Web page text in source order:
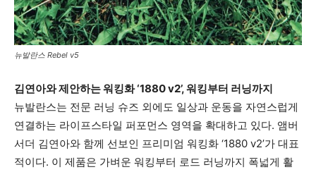
뉴발란스 Rebel v5
김연아와 제안하는 워킹화 ‘1880 v2’, 워킹부터 러닝까지
뉴발란스는 전문 러닝 슈즈 외에도 일상과 운동을 자연스럽게
연결하는 라이프스타일 퍼포먼스 영역을 확대하고 있다. 앰버
서더 김연아와 함께 선보인 프리미엄 워킹화 ‘1880 v2’가 대표
적이다. 이 제품은 가벼운 워킹부터 로드 러닝까지 폭넓게 활